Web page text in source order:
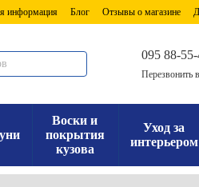
контенту
информация Блог Отзывы о магазине
095 88-
Перезвонить
Воски и
покрытия
кузова
Уход за
интерьером